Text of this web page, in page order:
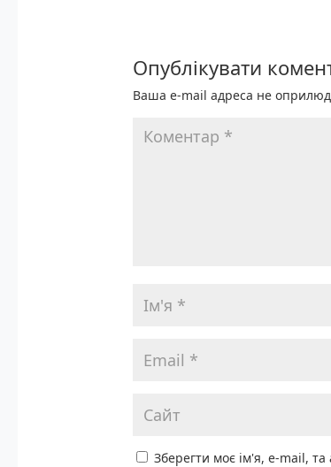
Опублікувати
Ваша e-mail адреса не
Зберегти моє ім'я, e-mail,